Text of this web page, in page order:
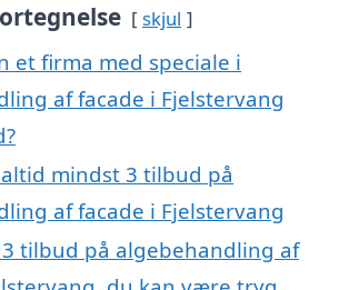
skjul
et firma med speciale i
af facade i Fjelstervang
mindst 3 tilbud på
af facade i Fjelstervang
3 tilbud på algebehandling af